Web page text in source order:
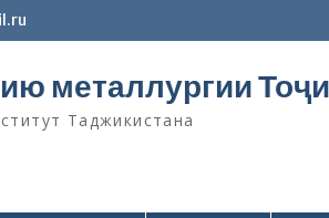
металлургии
Таджикистана